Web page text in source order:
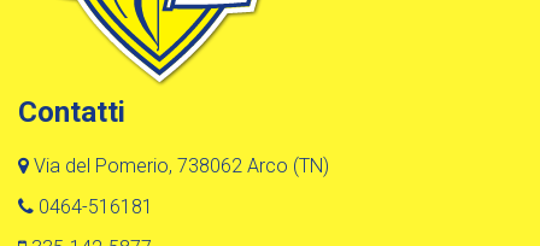
Contatti
Via del Pomerio, 738062 Arco (TN)
0464-516181